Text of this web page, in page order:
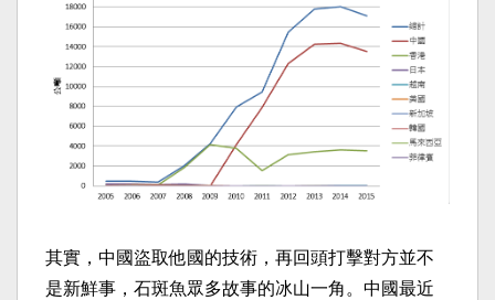
其實，中國盜取他國的技術，再回頭打擊對方並不
是新鮮事，石斑魚眾多故事的冰山一角。中國最近